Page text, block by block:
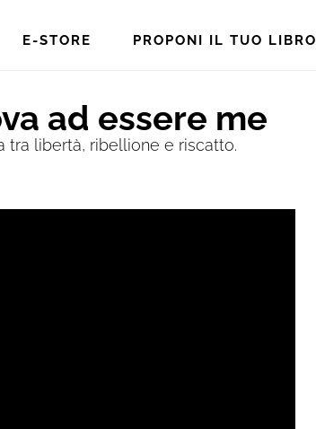
E-STORE PROPONI IL TUO LIBRO
ad essere me
tra libertà, ribellione e riscatto.